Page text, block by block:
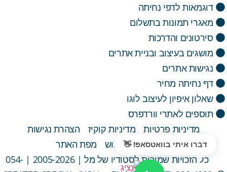
דוגמאות לדפי נחיתה
מאגרי תמונות בתשלום
סירטונים והדרכות
מושגים בעיצוב ובניית אתרים
נגישות אתרים
דף נחיתה מחיר
שאלון איפיון לעיצוב לוגו
תוספים לאתרי וורדפרס
מדיניות פרטיות
מדיניות קוקיז
הצהרת נגישות
תקנון ותנאי שימוש
מפת האתר
כל הזכויות שמורות לסטודיו של מל | 2005-2026 | 054-
דברו איתי בוואטסאפ! 👋